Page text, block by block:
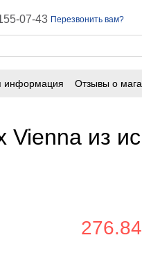
07-43 Перезвонить вам?
информация Отзывы о
из